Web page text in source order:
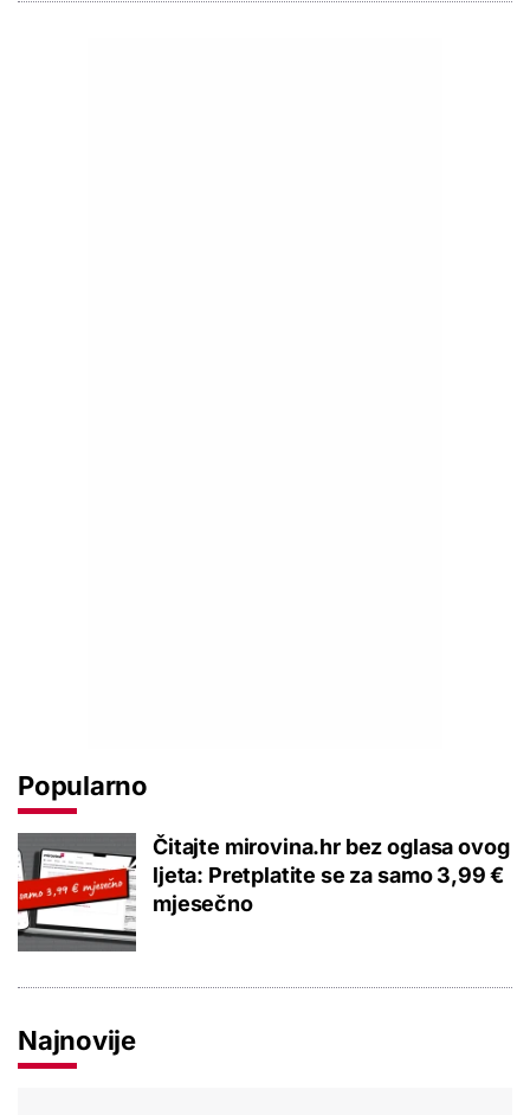
Popularno
Čitajte mirovina.hr bez oglasa ovog
ljeta: Pretplatite se za samo 3,99 €
mjesečno
Najnovije